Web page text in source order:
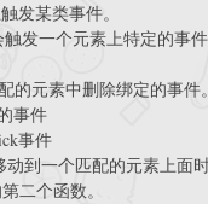
发某类事件。
发一个元素上特定的事
的元素中删除绑定的事件。
事件
事件
动到一个匹配的元素上面
二个函数。